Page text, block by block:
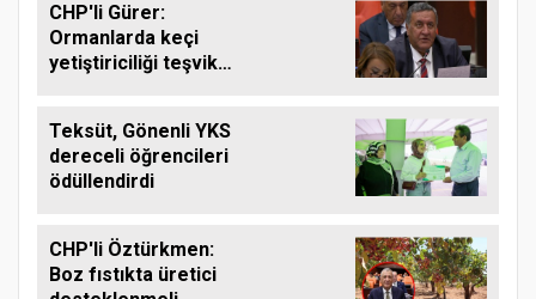
CHP'li Gürer:
Ormanlarda keçi
yetiştiriciliği teşvik
Teksüt, Gönenli YKS
dereceli öğrencileri
ödüllendirdi
CHP'li Öztürkmen:
Boz fıstıkta üretici